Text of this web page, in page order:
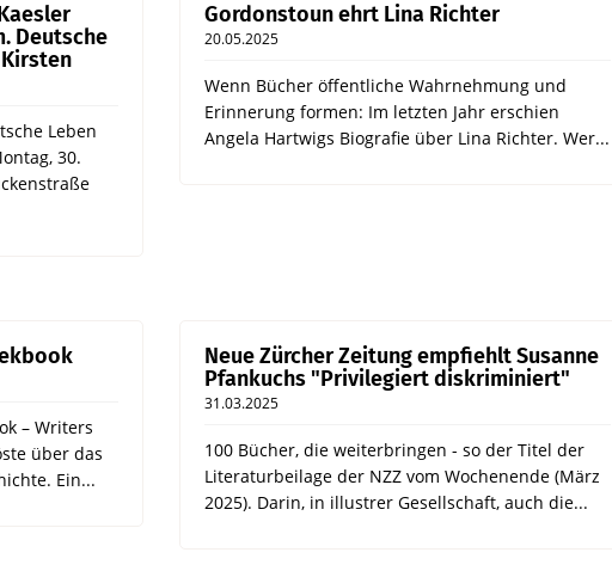
Deutsche
Leben
30.
Gordonstoun ehrt Lina Richter
20.05.2025
Wenn Bücher öffentliche Wahrnehmung und
Erinnerung formen: Im letzten Jahr erschien
Angela Hartwigs Biografie über Lina Richter. Wer...
– Writers
über das
Ein...
Neue Zürcher Zeitung empfiehlt Susanne
Pfankuchs "Privilegiert diskriminiert"
31.03.2025
100 Bücher, die weiterbringen - so der Titel der
Literaturbeilage der NZZ vom Wochenende (März
2025). Darin, in illustrer Gesellschaft, auch die...